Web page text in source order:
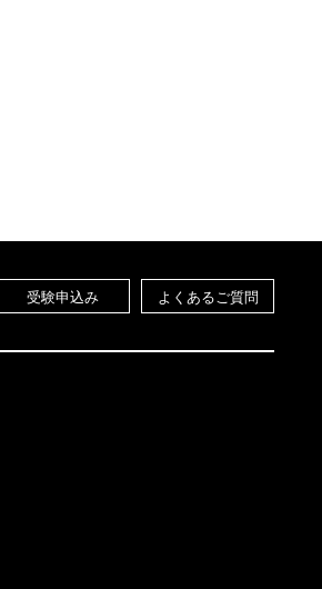
受験申込み よくあるご質問